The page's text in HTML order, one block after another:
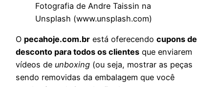
Fotografia de Andre Taissin na
Unsplash (www.unsplash.com)
O pecahoje.com.br está oferecendo cupons de
desconto para todos os clientes que enviarem
vídeos de unboxing (ou seja, mostrar as peças
sendo removidas da embalagem que você